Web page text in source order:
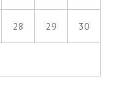
28 29 30